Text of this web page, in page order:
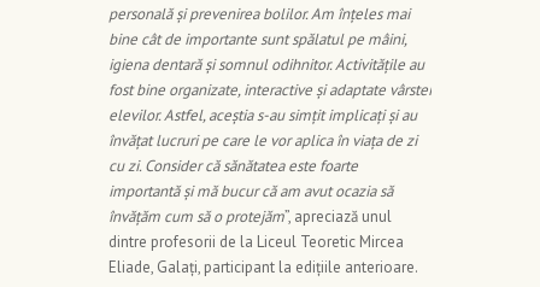
personală și prevenirea bolilor. Am înțeles mai
bine cât de importante sunt spălatul pe mâini,
igiena dentară și somnul odihnitor. Activitățile au
fost bine organizate, interactive și adaptate vârstei
elevilor. Astfel, aceștia s-au simțit implicați și au
învățat lucruri pe care le vor aplica în viața de zi
cu zi. Consider că sănătatea este foarte
importantă și mă bucur că am avut ocazia să
învățăm cum să o protejăm”, apreciază unul
dintre profesorii de la Liceul Teoretic Mircea
Eliade, Galați, participant la edițiile anterioare.